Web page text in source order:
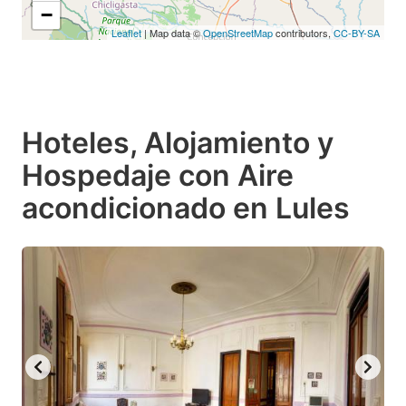
−
Leaflet| Map data ©OpenStreetMapcontributors, CC-BY-SA
Hoteles, Alojamiento y
Hospedaje con Aire
acondicionado en Lules